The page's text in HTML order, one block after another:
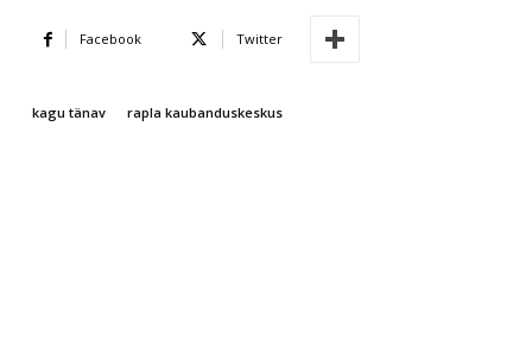
Facebook Twitter
kagu tänav rapla kaubanduskeskus